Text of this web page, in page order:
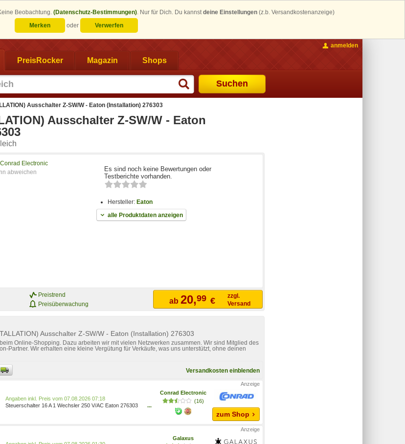
Beobachtung. (Datenschutz-Bestimmungen). Nur für Dich. Du kannstdeine Einstellungen (z.b. Versandkostenanzeige)
Merken
oder Verwerfen
PreisRocker Magazin Shops
Suchen
anmelden
Ausschalter Z-SW/W - Eaton (Installation) 276303
Ausschalter Z-SW/W - Eaton
Electronic
Es sind noch keine Bewertungen oder
Testberichte vorhanden.
Hersteller: Eaton
alle Produktdaten anzeigen
Preistrend
Preisüberwachung
ab 20,99 €
zzgl.
Versand
Ausschalter Z-SW/W - Eaton (Installation) 276303
Online-Shopping. Dazu arbeiten wir mit vielen Netzwerken zusammen. Wir sind Mitglied des
Partner. Wir erhalten eine kleine Vergütung für Verkäufe, was uns unterstützt, ohne deinen
Versandkosten einblenden
Preis vom 07.08.2026 07:18
Steuerschalter 16 A 1 Wechsler 250 V/AC Eaton 276303
...
Conrad Electronic
(16)
zum Shop
Galaxus